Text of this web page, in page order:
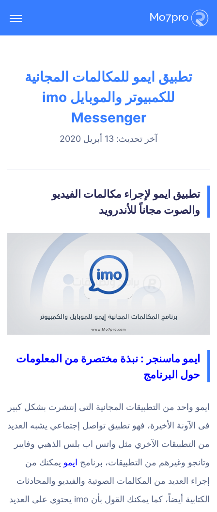
تطبيق ايمو للمكالمات المجانية
للكمبيوتر والموبايل imo
Messenger
آخر تحديث: 13 أبريل 2020
تطبيق ايمو لإجراء مكالمات الفيديو
والصوت مجاناً للأندرويد
ايمو ماسنجر : نبذة مختصرة من المعلومات
حول البرنامج
ايمو واحد من التطبيقات المجانية التى إنتشرت بشكل كبير
فى الآونة الأخيرة، فهو تطبيق تواصل إجتماعي يشبه العديد
من التطبيقات الآخري مثل واتس اب بلس الذهبي وفايبر
وتانجو وغيرهم من التطبيقات، برنامج ايمو يمكنك من
إجراء العديد من المكالمات الصوتية والفيديو والمحادثات
الكتابية أيضاً، كما يمكنك القول بأن imo يحتوي على العديد